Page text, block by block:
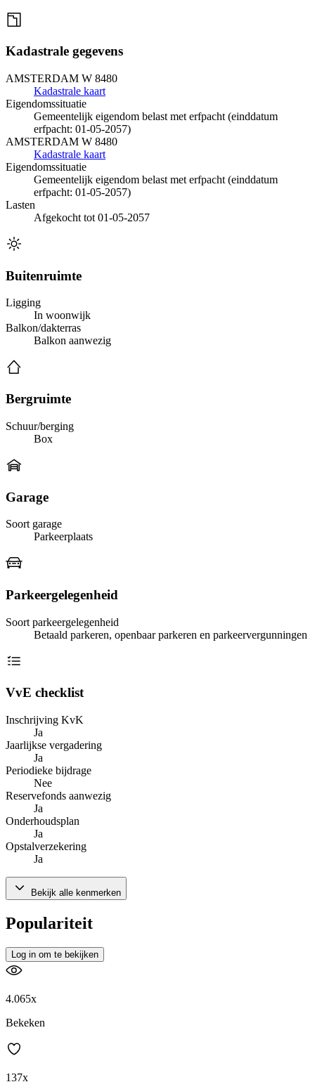
Kadastrale gegevens
AMSTERDAM W 8480
Kadastrale kaart
Eigendomssituatie
Gemeentelijk eigendom belast met erfpacht (einddatum
erfpacht: 01-05-2057)
AMSTERDAM W 8480
Kadastrale kaart
Eigendomssituatie
Gemeentelijk eigendom belast met erfpacht (einddatum
erfpacht: 01-05-2057)
Lasten
Afgekocht tot 01-05-2057
Buitenruimte
Ligging
In woonwijk
Balkon/dakterras
Balkon aanwezig
Bergruimte
Schuur/berging
Box
Garage
Soort garage
Parkeerplaats
Parkeergelegenheid
Soort parkeergelegenheid
Betaald parkeren, openbaar parkeren en parkeervergunningen
VvE checklist
Inschrijving KvK
Ja
Jaarlijkse vergadering
Ja
Periodieke bijdrage
Nee
Reservefonds aanwezig
Ja
Onderhoudsplan
Ja
Opstalverzekering
Ja
Bekijk alle kenmerken
Populariteit
Log in om te bekijken
4.065x
Bekeken
137x